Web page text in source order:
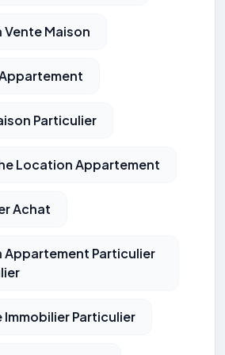
Maison
Particulier
Location Appartement
Achat
Appartement Particulier
Immobilier Particulier